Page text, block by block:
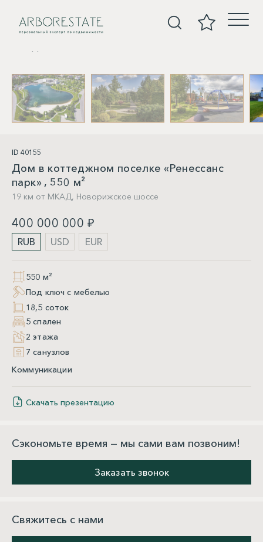
ID 40155
Дом в коттеджном поселке «Ренессанс
парк» , 550 м²
19 км от МКАД, Новорижское шоссе
400 000 000 ₽
RUB USD EUR
550 м²
Под ключ с мебелью
18,5 соток
5 спален
2 этажа
7 санузлов
Коммуникации
Скачать презентацию
Сэкономьте время — мы сами вам позвоним!
Заказать звонок
Свяжитесь с нами